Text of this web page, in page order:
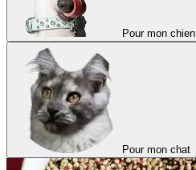
Pour mon chien
Pour mon chat